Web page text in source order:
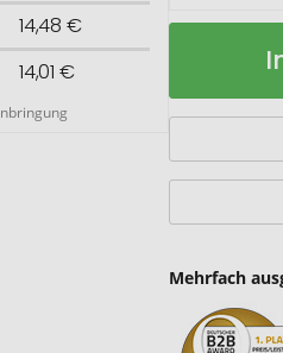
14,48 €
14,01 €
Wireless
Auf
Mehrfach